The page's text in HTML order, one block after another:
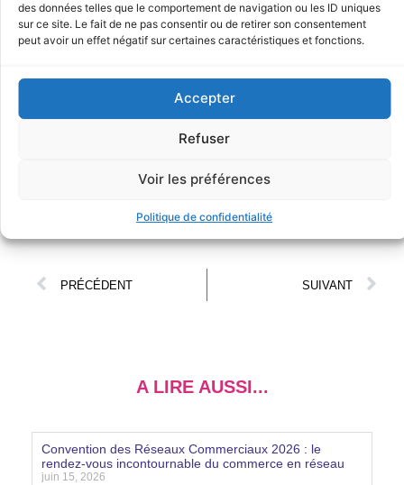
des données telles que le comportement de navigation ou les ID uniques
sur ce site. Le fait de ne pas consentir ou de retirer son consentement
peut avoir un effet négatif sur certaines caractéristiques et fonctions.
Accepter
Refuser
Voir les préférences
Politique de confidentialité
Franchise Business Club
pour participer à nos
évènements exclusifs !
ADHÉSION OFFERTE !
PRÉCÉDENT SUIVANT
A LIRE AUSSI...
Convention des Réseaux Commerciaux 2026 : le
rendez-vous incontournable du commerce en réseau
juin 15, 2026